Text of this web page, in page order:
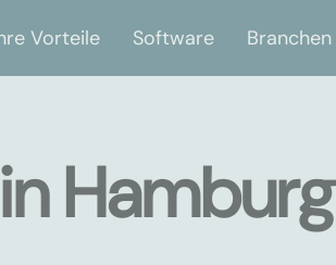
Vorteile Software Branchen
Hamburg